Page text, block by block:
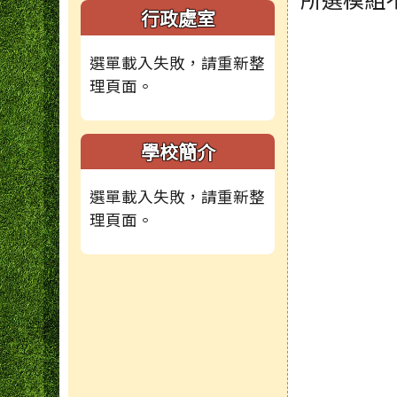
左邊區域內容
行政處室
選單載入失敗，請重新整
理頁面。
學校簡介
選單載入失敗，請重新整
理頁面。